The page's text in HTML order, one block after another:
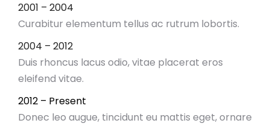
2001 – 2004
Curabitur elementum tellus ac rutrum lobortis.
2004 – 2012
Duis rhoncus lacus odio, vitae placerat eros
eleifend vitae.
2012 – Present
Donec leo augue, tincidunt eu mattis eget, ornare